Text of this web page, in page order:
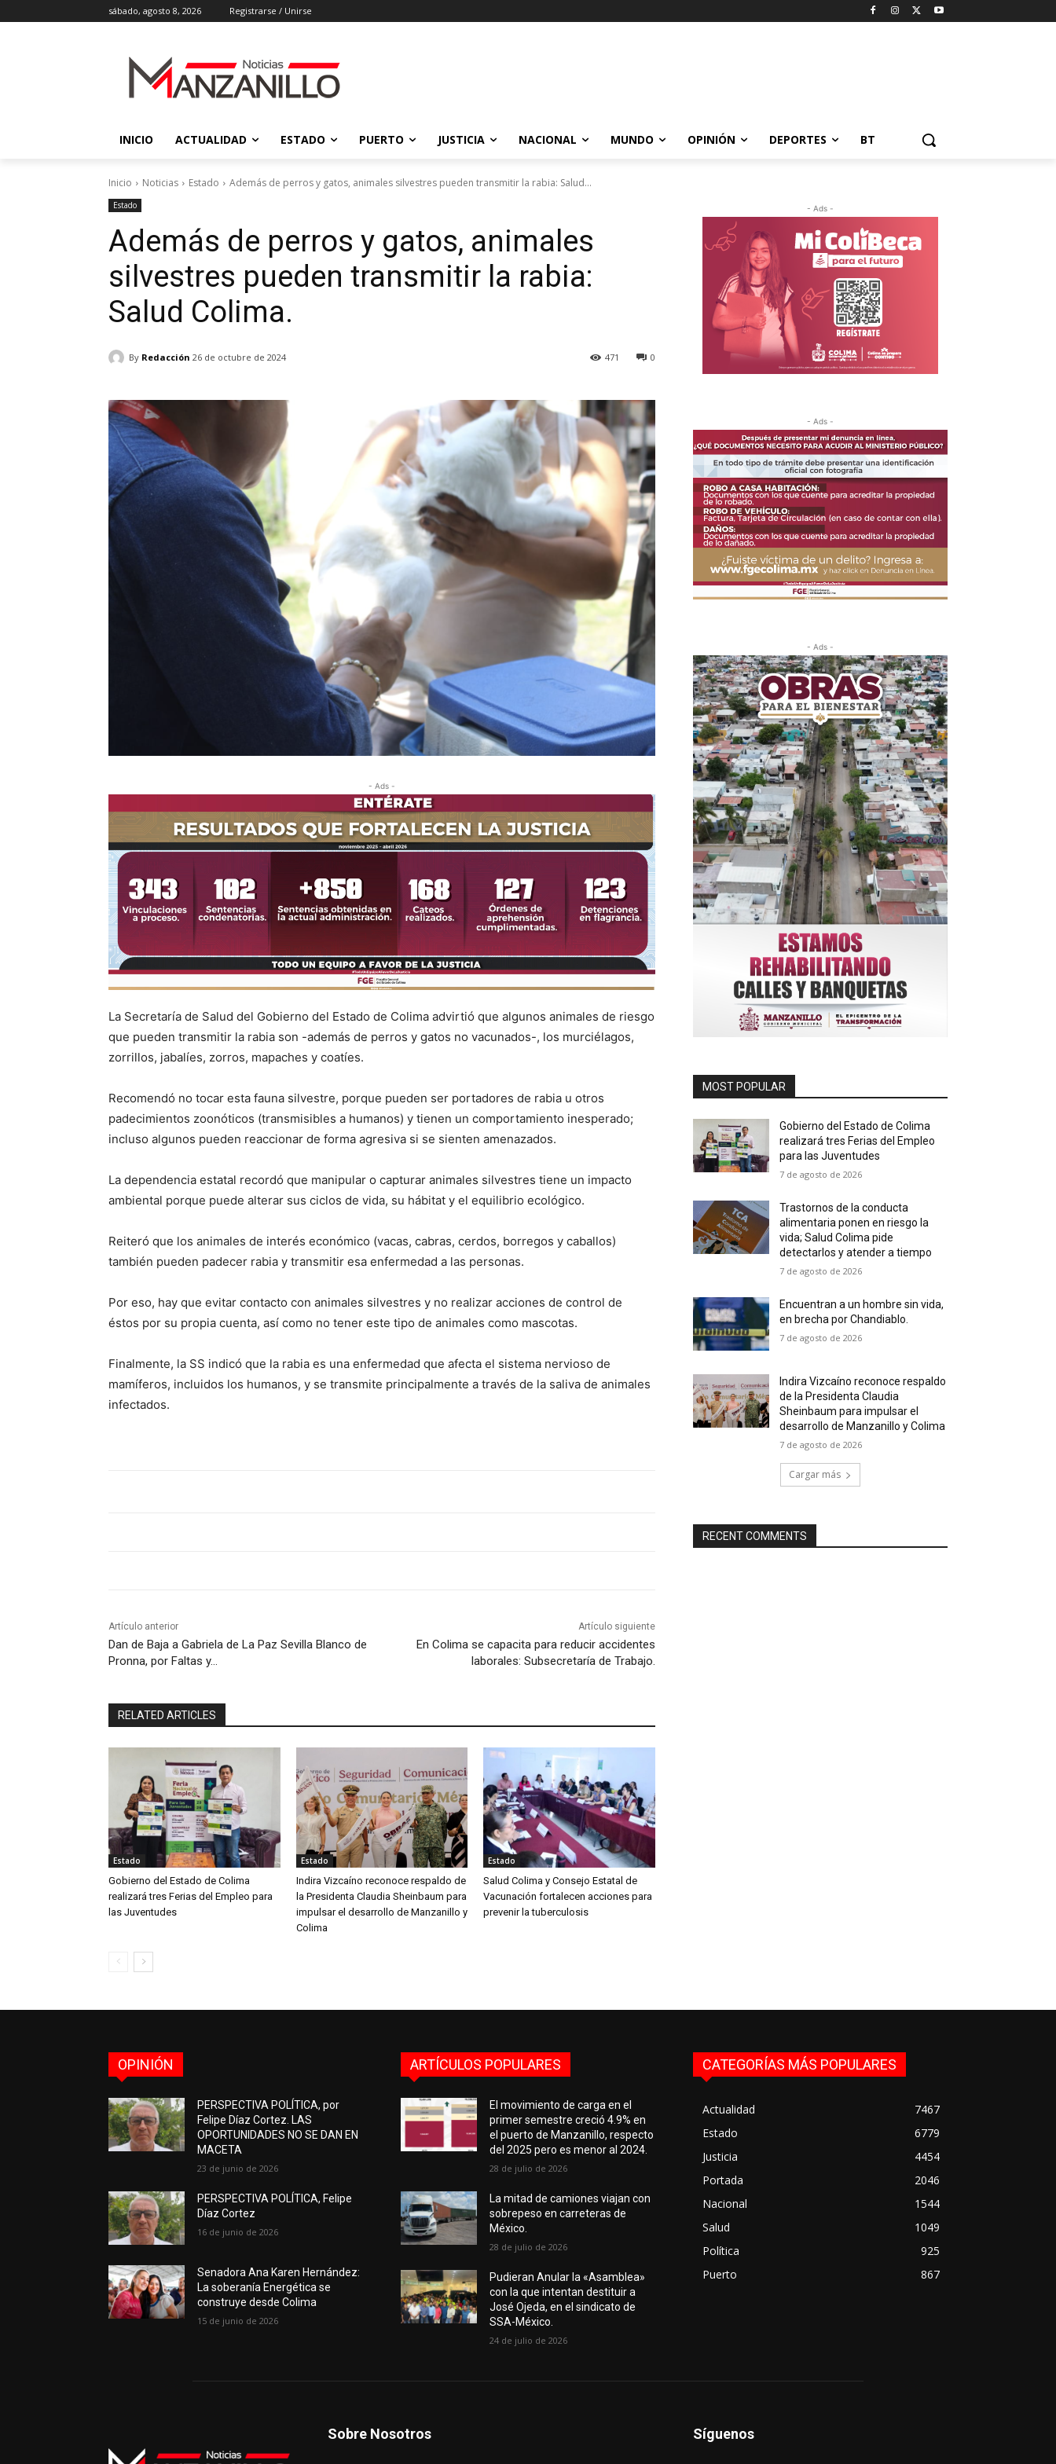
sábado, agosto 8, 2026 Registrarse / Unirse
INICIO ACTUALIDAD ESTADO PUERTO JUSTICIA NACIONAL MUNDO OPINIÓN DEPORTES BT
Inicio Noticias Estado Además de perros y gatos, animales silvestres pueden transmitir la rabia: Salud...
Estado
Además de perros y gatos, animales
silvestres pueden transmitir la rabia:
Salud Colima.
By Redacción 26 de octubre de 2024 0
471
- Ads -
La Secretaría de Salud del Gobierno del Estado de Colima advirtió que algunos animales de riesgo
que pueden transmitir la rabia son -además de perros y gatos no vacunados-, los murciélagos,
zorrillos, jabalíes, zorros, mapaches y coatíes.
Recomendó no tocar esta fauna silvestre, porque pueden ser portadores de rabia u otros
padecimientos zoonóticos (transmisibles a humanos) y tienen un comportamiento inesperado;
incluso algunos pueden reaccionar de forma agresiva si se sienten amenazados.
La dependencia estatal recordó que manipular o capturar animales silvestres tiene un impacto
ambiental porque puede alterar sus ciclos de vida, su hábitat y el equilibrio ecológico.
Reiteró que los animales de interés económico (vacas, cabras, cerdos, borregos y caballos)
también pueden padecer rabia y transmitir esa enfermedad a las personas.
Por eso, hay que evitar contacto con animales silvestres y no realizar acciones de control de
éstos por su propia cuenta, así como no tener este tipo de animales como mascotas.
Finalmente, la SS indicó que la rabia es una enfermedad que afecta el sistema nervioso de
mamíferos, incluidos los humanos, y se transmite principalmente a través de la saliva de animales
infectados.
Artículo anterior
Dan de Baja a Gabriela de La Paz Sevilla Blanco de
Pronna, por Faltas y…
Artículo siguiente
En Colima se capacita para reducir accidentes
laborales: Subsecretaría de Trabajo.
RELATED ARTICLES
Estado
Gobierno del Estado de Colima
realizará tres Ferias del Empleo para
las Juventudes
Estado
Indira Vizcaíno reconoce respaldo de
la Presidenta Claudia Sheinbaum para
impulsar el desarrollo de Manzanillo y
Colima
Estado
Salud Colima y Consejo Estatal de
Vacunación fortalecen acciones para
prevenir la tuberculosis
- Ads -
- Ads -
- Ads -
MOST POPULAR
Gobierno del Estado de Colima
realizará tres Ferias del Empleo
para las Juventudes
7 de agosto de 2026
Trastornos de la conducta
alimentaria ponen en riesgo la
vida; Salud Colima pide
detectarlos y atender a tiempo
7 de agosto de 2026
Encuentran a un hombre sin vida,
en brecha por Chandiablo.
7 de agosto de 2026
Indira Vizcaíno reconoce respaldo
de la Presidenta Claudia
Sheinbaum para impulsar el
desarrollo de Manzanillo y Colima
7 de agosto de 2026
Cargar más
RECENT COMMENTS
OPINIÓN
PERSPECTIVA POLÍTICA, por
Felipe Díaz Cortez. LAS
OPORTUNIDADES NO SE DAN EN
MACETA
23 de junio de 2026
PERSPECTIVA POLÍTICA, Felipe
Díaz Cortez
16 de junio de 2026
Senadora Ana Karen Hernández:
La soberanía Energética se
construye desde Colima
15 de junio de 2026
ARTÍCULOS POPULARES
El movimiento de carga en el
primer semestre creció 4.9% en
el puerto de Manzanillo, respecto
del 2025 pero es menor al 2024.
28 de julio de 2026
La mitad de camiones viajan con
sobrepeso en carreteras de
México.
28 de julio de 2026
Pudieran Anular la «Asamblea»
con la que intentan destituir a
José Ojeda, en el sindicato de
SSA-México.
24 de julio de 2026
CATEGORÍAS MÁS POPULARES
Actualidad
7467
Estado
6779
Justicia
4454
Portada
2046
Nacional
1544
Salud
1049
Política
925
Puerto
867
Sobre Nosotros Síguenos